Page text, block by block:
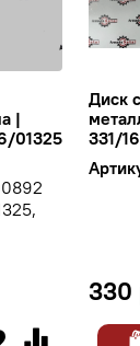
|
01325
Диск
331/
330